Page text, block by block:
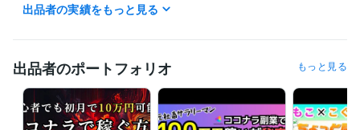
▶自分らしくお金を稼ぐ方法ブログ→https://coconala.com/blogs/85477
ココナラ・心理学・マーケティングをベースに
お金を稼ぐ力、心の強さを持てる方法を配信中❣
経験職種
クリエイター / コピーライター 経験年数 : 10年
出品者の実績をもっと見る
出品者のポートフォリオ もっと見る